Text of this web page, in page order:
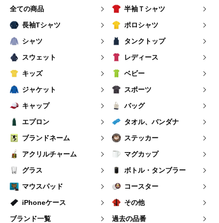
全ての商品 半袖Ｔシャツ
長袖Tシャツ ポロシャツ
シャツ タンクトップ
スウェット レディース
キッズ ベビー
ジャケット スポーツ
キャップ バッグ
エプロン タオル、バンダナ
ブランドネーム ステッカー
アクリルチャーム マグカップ
グラス ボトル・タンブラー
マウスパッド コースター
iPhoneケース その他
ブランド一覧 過去の品番